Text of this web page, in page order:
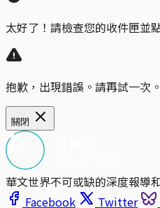
太好了！請檢查您的收件匣並
抱歉，出現錯誤。請再試一次。
關閉
華文世界不可或缺的深度報導
Facebook
Twitter